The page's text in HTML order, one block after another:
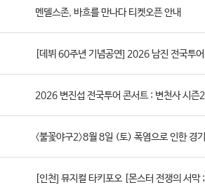
멘델스존, 바흐를 만나다 티켓오픈 안내
[데뷔 60주년 기념공연] 2026 남진 전국투
2026 변진섭 전국투어 콘서트 : 변천사 시
〈불꽃야구2〉8월 8일 (토) 폭염으로 인한 경
[인천] 뮤지컬 타키포오 [몬스터 전쟁의 서막